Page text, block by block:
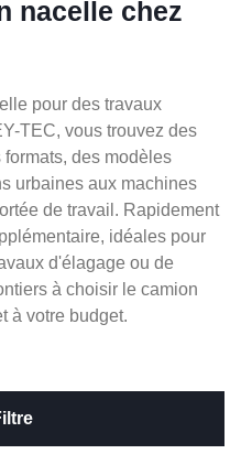
nacelle chez
pour des travaux
TEC, vous trouvez des
des modèles
urbaines aux machines
de travail. Rapidement
idéales pour
d'élagage ou de
à choisir le camion
à votre budget.